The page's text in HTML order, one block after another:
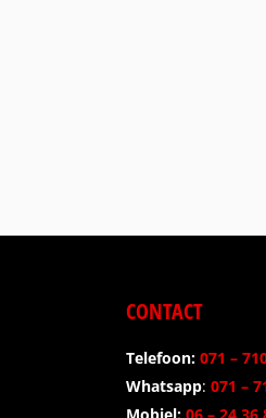
CONTACT
Telefoon: 071 –
Whatsapp: 071 –